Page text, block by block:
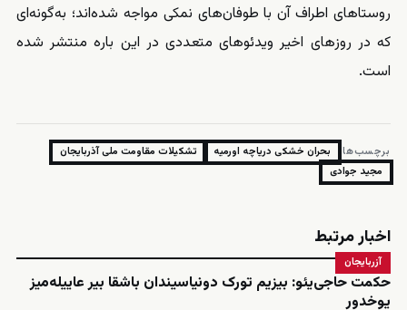
روستاهای اطراف آن با طوفان‌های نمکی مواجه شده‌اند؛ به‌گونه‌ای
که در روزهای اخیر ویدئوهای متعددی در این باره منتشر شده
است.
برچسب‌ها: بحران خشکی دریاچه اورمیه
تشکیلات مقاومت ملی آذربایجان
مجید جوادی
اخبار مرتبط
آزربایجان
حکمت حاجی‌یئو: بیزیم تورک دونیاسیندان باشقا بیر عاییله‌میز
یوخدور